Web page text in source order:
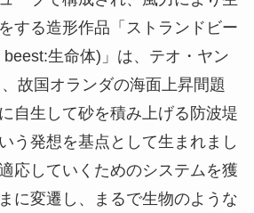
する造形作品「ストランドビー
生命体)」は、テオ・ヤン
故国オランダの海面上昇間題
自生して砂を積み上げる防波堤
う発想を基点として生まれまし
応していくためのシステムを獲
に変遷し、まるで生物のような